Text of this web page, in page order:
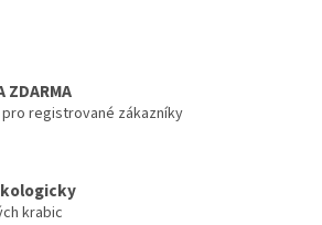
ZDARMA
pro registrované zákazníky
krabic